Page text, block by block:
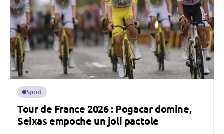
Sport
Tour de France 2026 : Pogacar domine,
Seixas empoche un joli pactole